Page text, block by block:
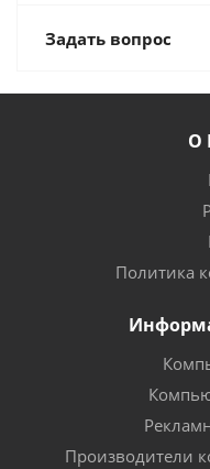
Задать вопрос
О
Политика
Производители